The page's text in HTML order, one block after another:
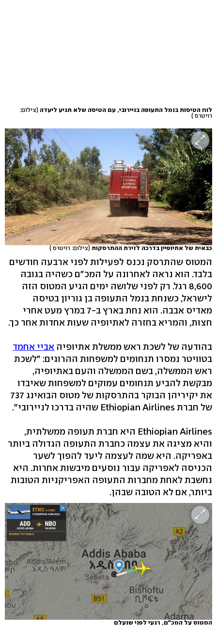
לוח הטיסות בנמל התעופה בניירובי, עם הטיסה שלא תגיע ליעדה (צילום:
רויטרס )
כבאית של אתיופיין בדרכה לזירת ההתרסקות (צילום: רויטרס )
המטוס שהתרסק נכנס לפעילות לפני ארבעה חודשים
בלבד. הוא נראה לאחרונה על המכ"ם כשהיה בגובה
8,600 רגל. רק לפני שלושה ימים הגיע המטוס הזה
לישראל, כשנחת בנמל התעופה בן גוריון בטיסה
מאדיס אבבה. הוא נחת בארץ ב-7 במרץ מעט אחרי
חצות, והמריא בחזרה לאתיופיה שעות אחדות אחר כך.
בהודעה של לשכת ראש ממשלת אתיופיה אביי אחמד
בטוויטר נמסרו תנחומים למשפחות ההרוגים: "לשכת
ראש הממשלה, בשם הממשלה והעם באתיופיה,
מבקשת להביע תנחומים עמוקים למשפחות שאיבדו
את יקיריהן הבוקר בהתרסקות של מטוס הבואינג 737
של חברת Ethiopian Airlines שהיה בדרכו לניירובי".
Ethiopian Airlines היא חברת תעופה ממשלתית,
והיא מציגה את עצמה כחברת התעופה הגדולה ביותר
באפריקה. היא שמה לעצמה ליעד להפוך לשער
הכניסה לאפריקה עבור נוסעים מיבשות אחרות. היא
נחשבת לאחת מחברות התעופה האפריקניות הטובות
ביותר, אם לא הטובה שבהן.
המטוס על המכ"ם, רגעי לפני שנעלם